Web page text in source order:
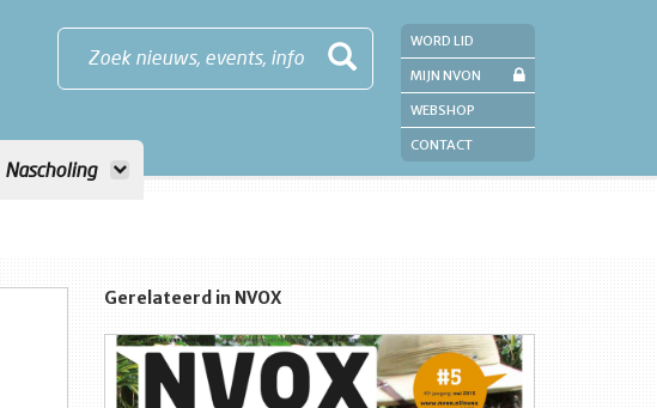
Zoek nieuws, events, info
Nascholing
WORD LID
MIJN NVON
WEBSHOP
CONTACT
Gerelateerd in NVOX